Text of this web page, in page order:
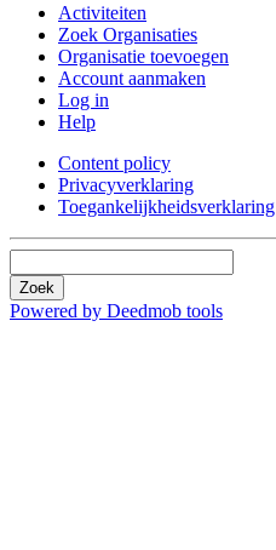
Activiteiten
Zoek Organisaties
Organisatie toevoegen
Account aanmaken
Log in
Help
Content policy
Privacyverklaring
Toegankelijkheidsverklaring
Zoek
Powered by Deedmob tools